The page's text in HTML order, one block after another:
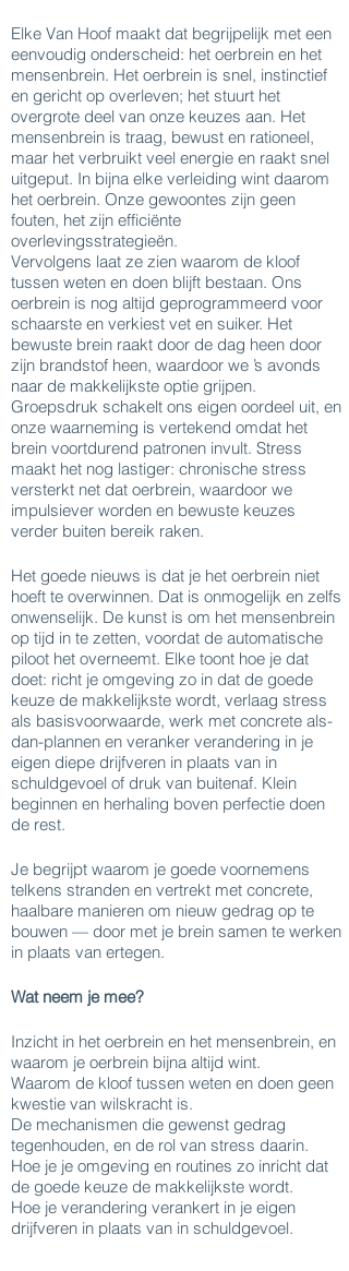
Elke Van Hoof maakt dat begrijpelijk met een
eenvoudig onderscheid: het oerbrein en het
mensenbrein. Het oerbrein is snel, instinctief
en gericht op overleven; het stuurt het
overgrote deel van onze keuzes aan. Het
mensenbrein is traag, bewust en rationeel,
maar het verbruikt veel energie en raakt snel
uitgeput. In bijna elke verleiding wint daarom
het oerbrein. Onze gewoontes zijn geen
fouten, het zijn efficiënte
overlevingsstrategieën.
Vervolgens laat ze zien waarom de kloof
tussen weten en doen blijft bestaan. Ons
oerbrein is nog altijd geprogrammeerd voor
schaarste en verkiest vet en suiker. Het
bewuste brein raakt door de dag heen door
zijn brandstof heen, waardoor we ’s avonds
naar de makkelijkste optie grijpen.
Groepsdruk schakelt ons eigen oordeel uit, en
onze waarneming is vertekend omdat het
brein voortdurend patronen invult. Stress
maakt het nog lastiger: chronische stress
versterkt net dat oerbrein, waardoor we
impulsiever worden en bewuste keuzes
verder buiten bereik raken.
Het goede nieuws is dat je het oerbrein niet
hoeft te overwinnen. Dat is onmogelijk en zelfs
onwenselijk. De kunst is om het mensenbrein
op tijd in te zetten, voordat de automatische
piloot het overneemt. Elke toont hoe je dat
doet: richt je omgeving zo in dat de goede
keuze de makkelijkste wordt, verlaag stress
als basisvoorwaarde, werk met concrete als-
dan-plannen en veranker verandering in je
eigen diepe drijfveren in plaats van in
schuldgevoel of druk van buitenaf. Klein
beginnen en herhaling boven perfectie doen
de rest.
Je begrijpt waarom je goede voornemens
telkens stranden en vertrekt met concrete,
haalbare manieren om nieuw gedrag op te
bouwen — door met je brein samen te werken
in plaats van ertegen.
Wat neem je mee?
Inzicht in het oerbrein en het mensenbrein, en
waarom je oerbrein bijna altijd wint.
Waarom de kloof tussen weten en doen geen
kwestie van wilskracht is.
De mechanismen die gewenst gedrag
tegenhouden, en de rol van stress daarin.
Hoe je je omgeving en routines zo inricht dat
de goede keuze de makkelijkste wordt.
Hoe je verandering verankert in je eigen
drijfveren in plaats van in schuldgevoel.